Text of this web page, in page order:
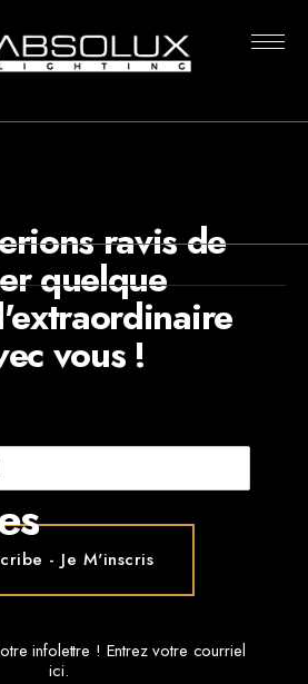
été trouvé
ravis de
quelque
vous !
infolettre ! Entrez votre courriel
ici.